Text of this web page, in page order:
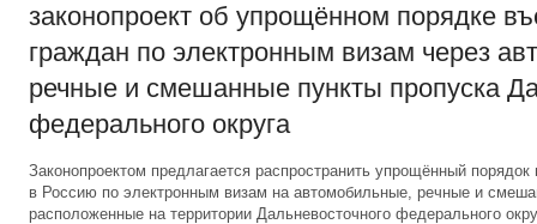
законопроект об упрощённом порядке
граждан по электронным визам через
речные и смешанные пункты пропуска
федерального округа
Законопроектом предлагается распространить упрощённый
в Россию по электронным визам на автомобильные, речные и
расположенные на территории Дальневосточного федерального